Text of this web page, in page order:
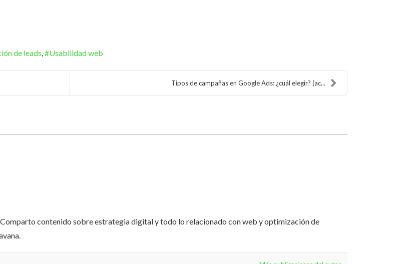
de leads Usabilidad web
Tipos de campañas en Google Ads: ¿cuál elegir? (ac...
contenido sobre estrategia digital y todo lo relacionado con web y optimización de